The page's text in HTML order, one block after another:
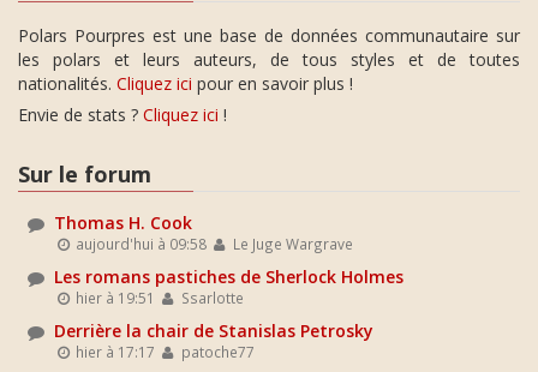
Polars Pourpres est une base de données communautaire sur
les polars et leurs auteurs, de tous styles et de toutes
nationalités. Cliquez ici pour en savoir plus !
Envie de stats ? Cliquez ici !
Sur le forum
Thomas H. Cook
aujourd'hui à 09:58 Le Juge Wargrave
Les romans pastiches de Sherlock Holmes
hier à 19:51 Ssarlotte
Derrière la chair de Stanislas Petrosky
hier à 17:17 patoche77